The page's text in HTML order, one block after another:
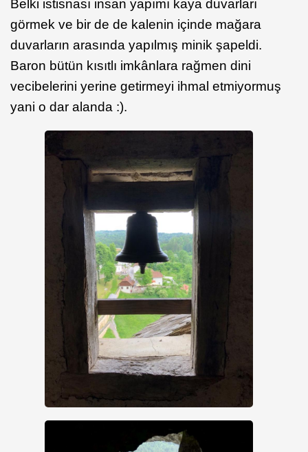
Belki istisnası insan yapımı kaya duvarları
görmek ve bir de de kalenin içinde mağara
duvarların arasında yapılmış minik şapeldi.
Baron bütün kısıtlı imkânlara rağmen dini
vecibelerini yerine getirmeyi ihmal etmiyormuş
yani o dar alanda :).